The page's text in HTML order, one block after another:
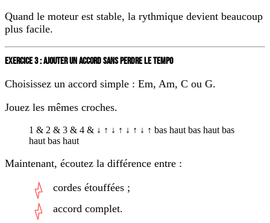
Quand le moteur est stable, la rythmique devient beaucoup
plus facile.
EXERCICE 3 : AJOUTER UN ACCORD SANS PERDRE LE TEMPO
Choisissez un accord simple : Em, Am, C ou G.
Jouez les mêmes croches.
1 & 2 & 3 & 4 & ↓ ↑ ↓ ↑ ↓ ↑ ↓ ↑ bas haut bas haut bas
haut bas haut
Maintenant, écoutez la différence entre :
cordes étouffées ;
accord complet.